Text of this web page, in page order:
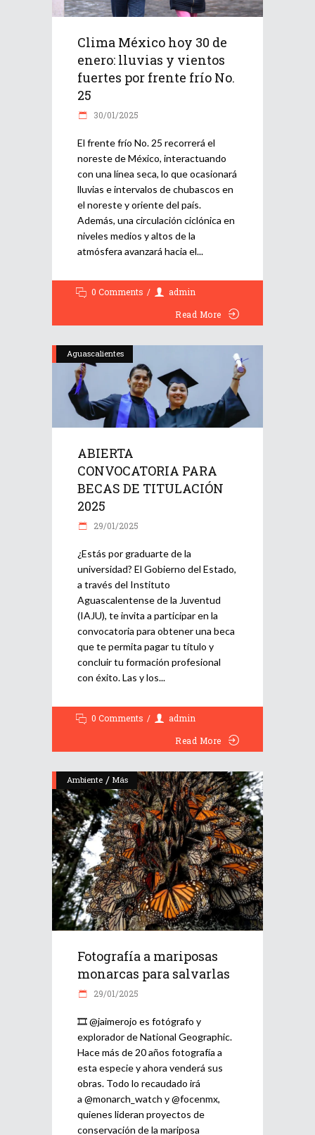
Clima México hoy 30 de
enero: lluvias y vientos
fuertes por frente frío No.
25
30/01/2025
El frente frío No. 25 recorrerá el
noreste de México, interactuando
con una línea seca, lo que ocasionará
lluvias e intervalos de chubascos en
el noreste y oriente del país.
Además, una circulación ciclónica en
niveles medios y altos de la
atmósfera avanzará hacia el
0 Comments
admin
Read More
Aguascalientes
ABIERTA
CONVOCATORIA PARA
BECAS DE TITULACIÓN
2025
29/01/2025
¿Estás por graduarte de la
universidad? El Gobierno del Estado,
a través del Instituto
Aguascalentense de la Juventud
(IAJU), te invita a participar en la
convocatoria para obtener una beca
que te permita pagar tu título y
concluir tu formación profesional
con éxito. Las y los
0 Comments
admin
Read More
Ambiente / Más
Fotografía a mariposas
monarcas para salvarlas
29/01/2025
🎞️ @jaimerojo es fotógrafo y
explorador de National Geographic.
Hace más de 20 años fotografía a
esta especie y ahora venderá sus
obras. Todo lo recaudado irá
a @monarch_watch y @focenmx,
quienes lideran proyectos de
conservación de la mariposa